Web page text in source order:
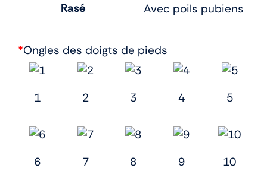
Rasé Avec poils pubiens
*Ongles des doigts de pieds
1 2 3 4 5
6 7 8 9 10